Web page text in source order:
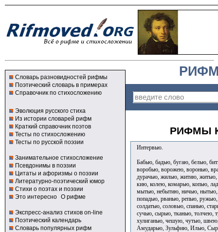
Словарь разновидностей рифмы
Поэтический словарь в примерах
Справочник по стихосложению
Эволюция русского стиха
Из истории словарей рифм
Краткий справочник поэтов
Тесты по стихосложению
Тесты по русской поэзии
Занимательное стихосложение
Псевдонимы в поэзии
Цитаты и афоризмы о поэзии
Литературно-поэтический юмор
Стихи о поэтах и поэзии
Это интересно О рифме
Экспресс-анализ стихов on-line
Поэтический календарь
Словарь популярных рифм
РИФМЫ
Интервью.
Бабью, бадью, бугаю, белью,
воробью, ворожею, воронью,
дурачью, жилью, житию,
кию, колею, комарью, копью,
мытью, небытию, ничью,
попадью, рванью, репью,
солдатью, соловью, спанью,
сучью, сырью, тканью, толчею,
хулиганью, чешую, чутью,
Амударью, Зульфию, Илью,